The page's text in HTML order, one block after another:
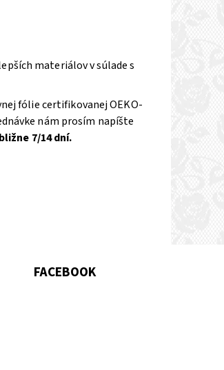
materiálov v súlade s
fólie certifikovanej OEKO-
nám prosím napíšte
7/14 dní.
FACEBOOK